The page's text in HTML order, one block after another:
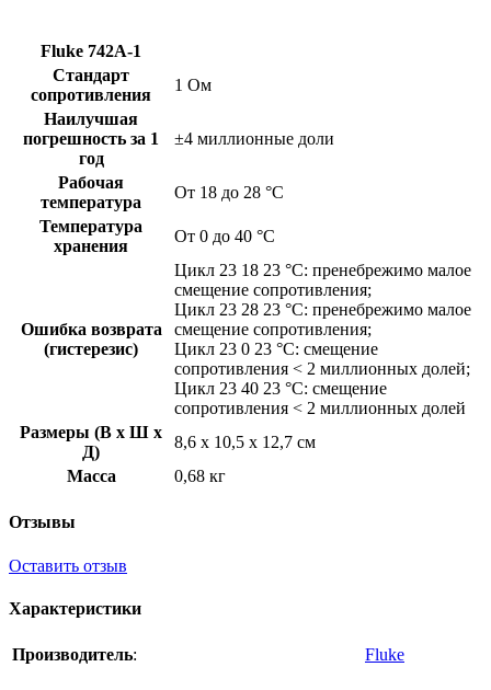
Fluke 742A-1
Стандарт
сопротивления
1 Ом
Наилучшая
погрешность за 1
год
±4 миллионные доли
Рабочая
температура
От 18 до 28 °C
Температура
хранения
От 0 до 40 °C
Ошибка возврата
(гистерезис)
Цикл 23 18 23 °C: пренебрежимо малое
смещение сопротивления;
Цикл 23 28 23 °C: пренебрежимо малое
смещение сопротивления;
Цикл 23 0 23 °C: смещение
сопротивления < 2 миллионных долей;
Цикл 23 40 23 °C: смещение
сопротивления < 2 миллионных долей
Размеры (В x Ш x
Д)
8,6 x 10,5 x 12,7 см
Масса
0,68 кг
Отзывы
Оставить отзыв
Характеристики
Производитель: Fluke